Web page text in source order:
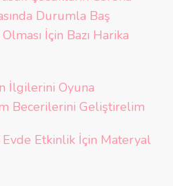
Durumla Baş
İçin Bazı Harika
İlgilerini Oyuna
Becerilerini Geliştirelim
Evde Etkinlik İçin Materyal